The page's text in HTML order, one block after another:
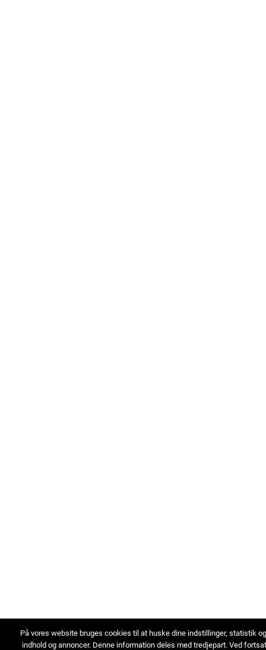
På vores website bruges cookies til at huske dine indstillinger, statistik
indhold og annoncer. Denne information deles med tredjepart. Ved